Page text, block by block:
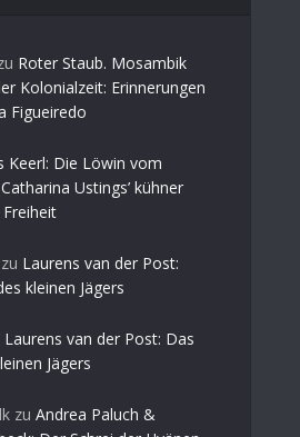
Roter Staub. Mosambik
Kolonialzeit: Erinnerungen
Figueiredo
Keerl: Die Löwin vom
Ustings’ kühner
zu Laurens van der Post:
kleinen Jägers
Laurens van der Post: Das
Jägers
zu Andrea Paluch &